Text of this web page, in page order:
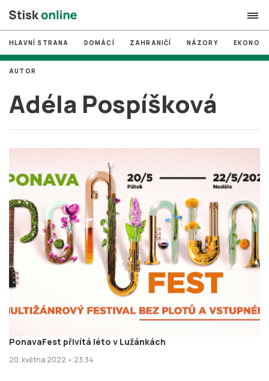
search
# MUNI
# Brno
# volby
Zapomněli jste heslo?
Založit nový účet
HLAVNÍ STRANA DOMÁCÍ ZAHRANIČÍ NÁZORY
Adéla Pospíšková
AUTOR
PonavaFest přivítá léto v Lužánkách
20. května 2022 • 23:34